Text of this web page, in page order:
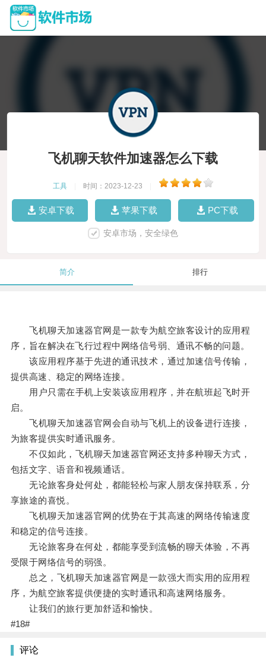
飞机聊天软件加速器怎么下载
工具 时间：2023-12-23
安卓下载 苹果下载 PC下载
安卓市场，安全绿色
简介 排行
飞机聊天加速器官网是一款专为航空旅客设计的应用程
序，旨在解决在飞行过程中网络信号弱、通讯不畅的问题。
该应用程序基于先进的通讯技术，通过加速信号传输，
提供高速、稳定的网络连接。
用户只需在手机上安装该应用程序，并在航班起飞时开
启。
飞机聊天加速器官网会自动与飞机上的设备进行连接，
为旅客提供实时通讯服务。
不仅如此，飞机聊天加速器官网还支持多种聊天方式，
包括文字、语音和视频通话。
无论旅客身处何处，都能轻松与家人朋友保持联系，分
享旅途的喜悦。
飞机聊天加速器官网的优势在于其高速的网络传输速度
和稳定的信号连接。
无论旅客身在何处，都能享受到流畅的聊天体验，不再
受限于网络信号的弱强。
总之，飞机聊天加速器官网是一款强大而实用的应用程
序，为航空旅客提供便捷的实时通讯和高速网络服务。
让我们的旅行更加舒适和愉快。
#18#
评论